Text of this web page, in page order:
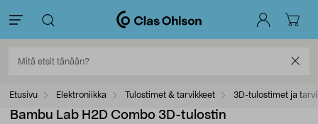
Etusivu Elektroniikka Tulostimet & tarvikkeet 3D-tulostimet ja
Bambu Lab H2D Combo 3D-tulostin